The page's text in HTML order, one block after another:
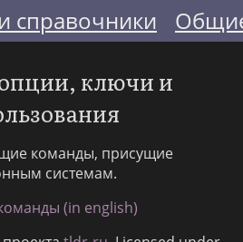
справочники
ключи и
команды, присущие
системам.
(in english)